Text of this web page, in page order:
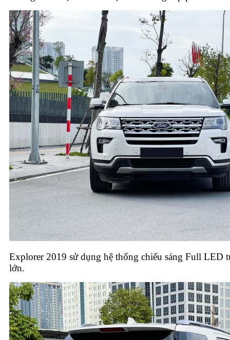
Explorer 2019 sử dụng hệ thống chiếu sáng Full LED
lớn.